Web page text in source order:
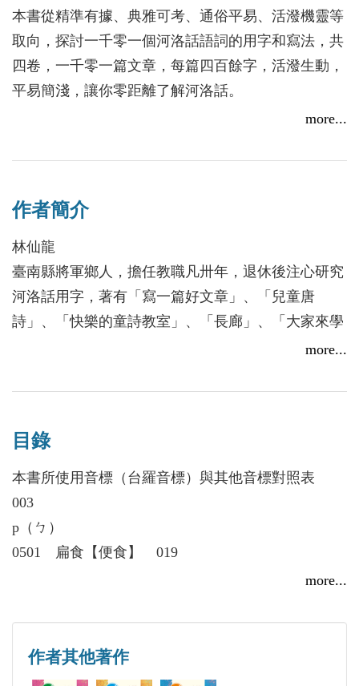
本書從精準有據、典雅可考、通俗平易、活潑機靈等
取向，探討一千零一個河洛話語詞的用字和寫法，共
四卷，一千零一篇文章，每篇四百餘字，活潑生動，
平易簡淺，讓你零距離了解河洛話。
more...
作者簡介
林仙龍
臺南縣將軍鄉人，擔任教職凡卅年，退休後注心研究
河洛話用字，著有「寫一篇好文章」、「兒童唐
詩」、「快樂的童詩教室」、「長廊」、「大家來學
閩南語」、「愛河」、「北京官話˙臺灣漢語對照辭
more...
目錄
本書所使用音標（台羅音標）與其他音標對照表
003
p（ㄅ）
0501 扁食【便食】 019
0502 一百連通【一變連通、一片連通】 020
0504 輣、爭拼【裝扮】 022
0505 食膨餅【著碰丙】 023
0506 拚血【迸血】 024
more...
作者其他著作